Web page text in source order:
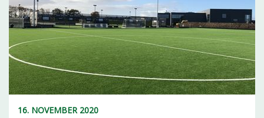
16. NOVEMBER 2020